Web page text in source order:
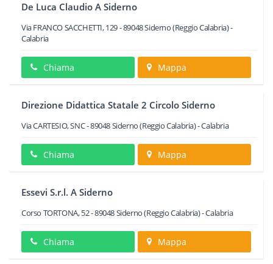
De Luca Claudio A Siderno
Via FRANCO SACCHETTI, 129-89048Siderno(Reggio Calabria) -
Calabria
Chiama Mappa
Direzione Didattica Statale 2 Circolo Siderno
Via CARTESIO, SNC-89048Siderno(Reggio Calabria) -Calabria
Chiama Mappa
Essevi S.r.l. A Siderno
Corso TORTONA, 52-89048Siderno(Reggio Calabria) -Calabria
Chiama Mappa